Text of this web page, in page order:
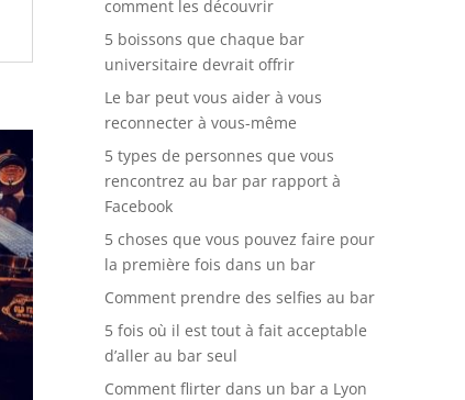
comment les découvrir
5 boissons que chaque bar
universitaire devrait offrir
Le bar peut vous aider à vous
reconnecter à vous-même
5 types de personnes que vous
rencontrez au bar par rapport à
Facebook
5 choses que vous pouvez faire pour
la première fois dans un bar
Comment prendre des selfies au bar
5 fois où il est tout à fait acceptable
d’aller au bar seul
Comment flirter dans un bar a Lyon